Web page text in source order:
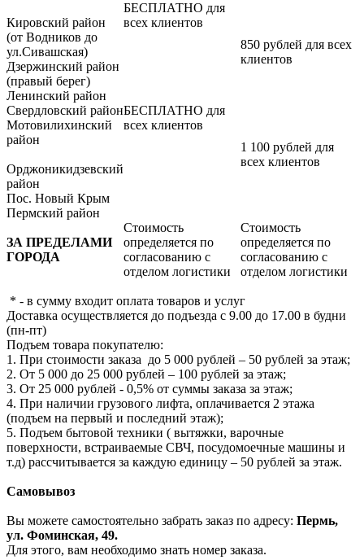
Кировский район
(от Водников до
ул.Сивашская)
Дзержинский район
(правый берег)
Ленинский район
Свердловский район
Мотовилихинский
район
Орджоникидзевский
район
Пос. Новый Крым
Пермский район
БЕСПЛАТНО для
всех клиентов
БЕСПЛАТНО для
всех клиентов
850 рублей для всех
клиентов
1 100 рублей для
всех клиентов
ЗА ПРЕДЕЛАМИ
ГОРОДА
Стоимость
определяется по
согласованию с
отделом логистики
Стоимость
определяется по
согласованию с
отделом логистики
* - в сумму входит оплата товаров и услуг
Доставка осуществляется до подъезда с 9.00 до 17.00 в будни
(пн-пт)
Подъем товара покупателю:
1. При стоимости заказа до 5 000 рублей – 50 рублей за этаж;
2. От 5 000 до 25 000 рублей – 100 рублей за этаж;
3. От 25 000 рублей - 0,5% от суммы заказа за этаж;
4. При наличии грузового лифта, оплачивается 2 этажа
(подъем на первый и последний этаж);
5. Подъем бытовой техники ( вытяжки, варочные
поверхности, встраиваемые СВЧ, посудомоечные машины и
т.д) рассчитывается за каждую единицу – 50 рублей за этаж.
Самовывоз
Вы можете самостоятельно забрать заказ по адресу: Пермь,
ул. Фоминская, 49.
Для этого, вам необходимо знать номер заказа.